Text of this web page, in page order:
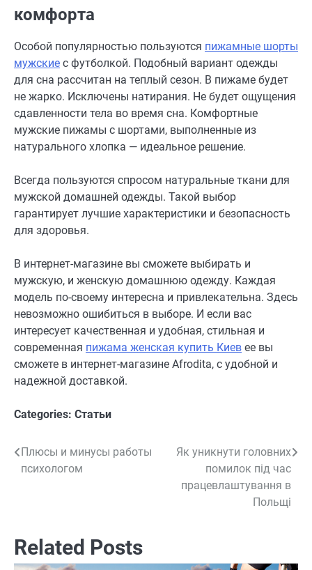
комфорта
Особой популярностью пользуются пижамные шорты
мужские с футболкой. Подобный вариант одежды
для сна рассчитан на теплый сезон. В пижаме будет
не жарко. Исключены натирания. Не будет ощущения
сдавленности тела во время сна. Комфортные
мужские пижамы с шортами, выполненные из
натурального хлопка — идеальное решение.
Всегда пользуются спросом натуральные ткани для
мужской домашней одежды. Такой выбор
гарантирует лучшие характеристики и безопасность
для здоровья.
В интернет-магазине вы сможете выбирать и
мужскую, и женскую домашнюю одежду. Каждая
модель по-своему интересна и привлекательна. Здесь
невозможно ошибиться в выборе. И если вас
интересует качественная и удобная, стильная и
современная пижама женская купить Киев ее вы
сможете в интернет-магазине Afrodita, с удобной и
надежной доставкой.
Categories: Статьи
Навигация
Плюсы и минусы работы
психологом
Як уникнути головних
помилок під час
працевлаштування в
Польщі
Related Posts